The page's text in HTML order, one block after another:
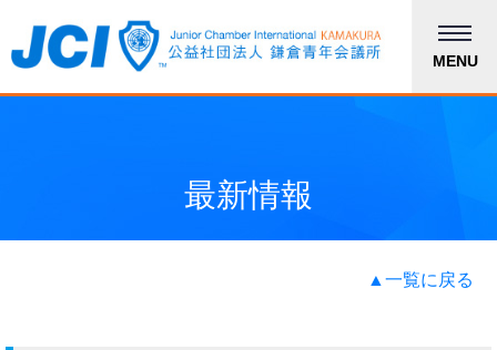
MENU
最新情報
▲一覧に戻る